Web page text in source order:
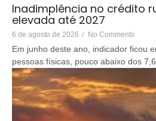
Inadimplência no crédito
elevada até 2027
6 de agosto de 2026 / No Comments
Em junho deste ano, indicador ficou
pessoas físicas, pouco abaixo dos